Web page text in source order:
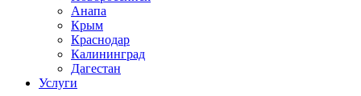
Анапа
Крым
Краснодар
Калининград
Дагестан
Услуги